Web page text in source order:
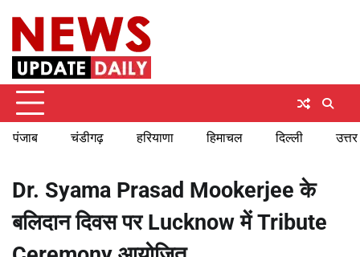
content
पंजाब चंडीगढ़ हरियाणा हिमाचल दिल्ली
Dr. Syama Prasad Mookerjee के
बलिदान दिवस पर Lucknow में Tribute